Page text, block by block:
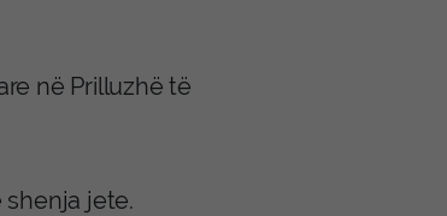
në Prilluzhë të
jete.